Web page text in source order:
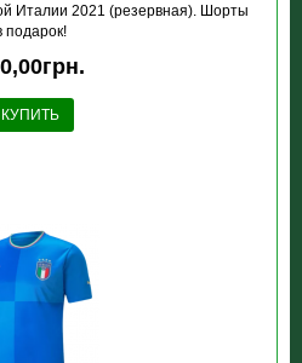
Италии 2021 (резервная). Шорты
подарок!
КУПИТЬ